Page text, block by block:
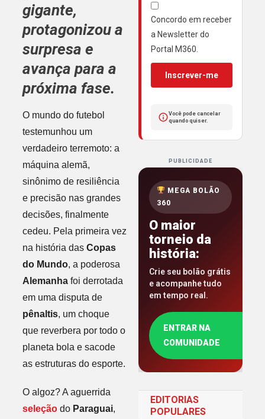
gigante,
protagonizou a
surpresa e
avança para a
próxima fase.
O mundo do futebol
testemunhou um
verdadeiro terremoto: a
máquina alemã,
sinônimo de resiliência
e precisão nas grandes
decisões, finalmente
cedeu. Pela primeira vez
na história das Copas
do Mundo, a poderosa
Alemanhafoi derrotada
em uma disputa de
pênaltis, um choque
que reverbera por todo o
planeta bola e sacode
as estruturas do esporte.
O algoz? A aguerrida
seleçãodo Paraguai,
Concordo em receber
a Newsletter do
Portal M360.
Inscrever-me
Você pode cancelar
quando quiser.
PUBLICIDADE
MEGA BOLÃO
360
O maior
torneio da
história:
Crie seu bolão grátis
e acompanhe tudo
em tempo real.
ENTRAR NA
COMUNIDADE
EDITORIAS
POPULARES